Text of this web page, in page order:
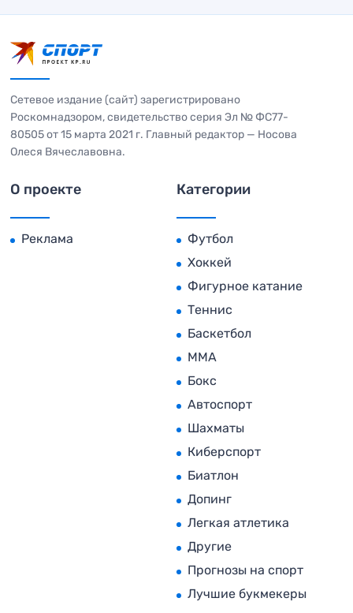
Сетевое издание (сайт) зарегистрировано
Роскомнадзором, свидетельство серия Эл № ФС77-
80505 от 15 марта 2021 г. Главный редактор — Носова
Олеся Вячеславовна.
О проекте
Реклама
Категории
Футбол
Хоккей
Фигурное катание
Теннис
Баскетбол
MMA
Бокс
Автоспорт
Шахматы
Киберспорт
Биатлон
Допинг
Легкая атлетика
Другие
Прогнозы на спорт
Лучшие букмекеры